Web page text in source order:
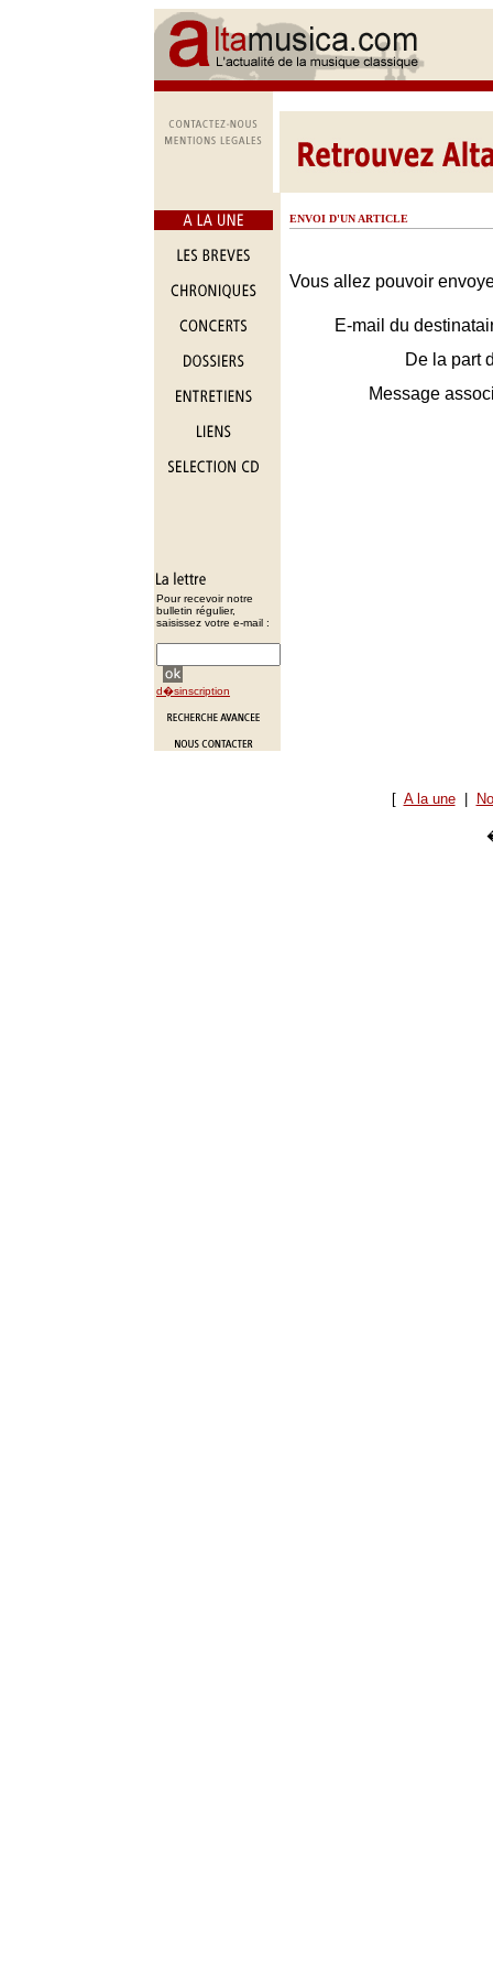
Pour recevoir notre
bulletin régulier,
saisissez votre e-mail :
d�sinscription
ENVOI D'UN ARTICLE
Vous allez pouvoir
E-mail du
De la part
Message
[ A la une|